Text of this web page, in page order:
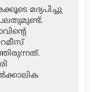
മദ്യപിച്ചു